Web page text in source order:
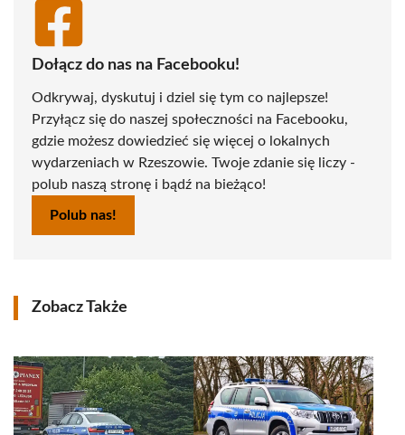
Dołącz do nas na Facebooku!
Odkrywaj, dyskutuj i dziel się tym co najlepsze!
Przyłącz się do naszej społeczności na Facebooku,
gdzie możesz dowiedzieć się więcej o lokalnych
wydarzeniach w Rzeszowie. Twoje zdanie się liczy -
polub naszą stronę i bądź na bieżąco!
Polub nas!
Zobacz Także